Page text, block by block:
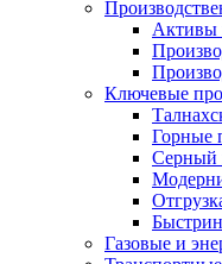
Активы
Ключевые
Горные
Серный
Газовые и